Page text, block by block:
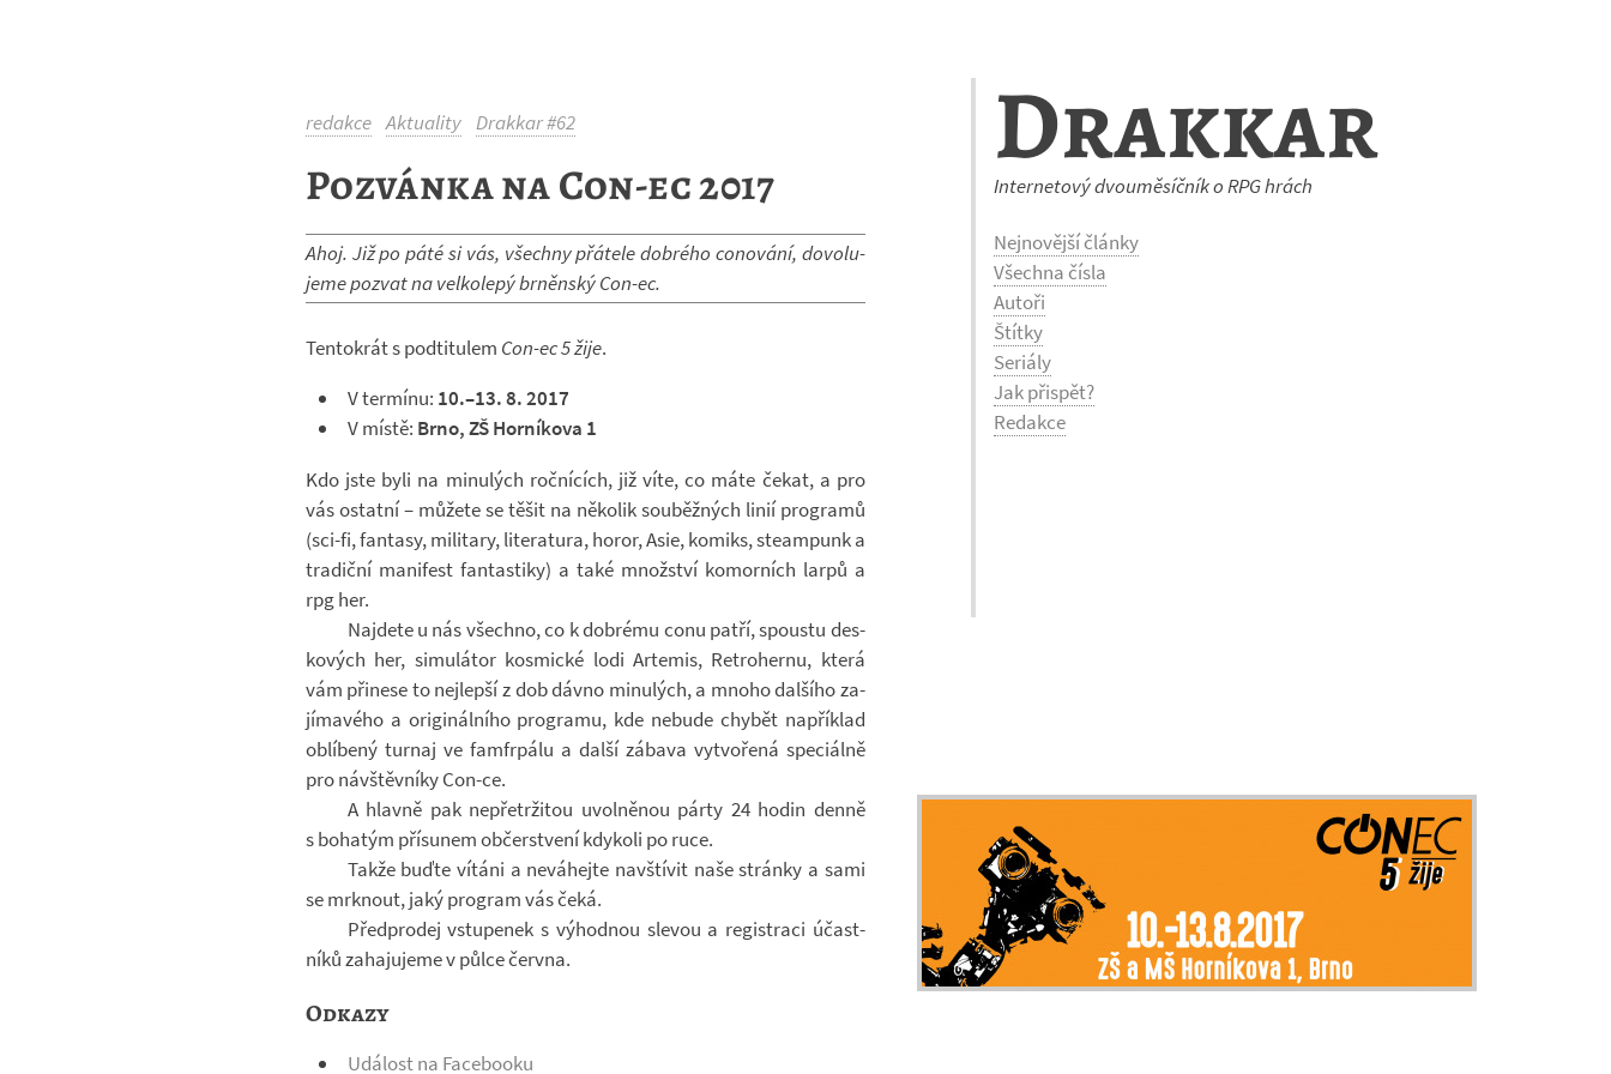
Drakkar
Internetový dvouměsíčník o RPG hrách
Nejnovější články
Všechna čísla
Autoři
Štítky
Seriály
Jak přispět?
Redakce
redakce Aktuality Drakkar #62
Pozvánka na Con-ec 2017
Ahoj. Již po páté si vás, všechny přá­tele dob­rého co­no­vání, do­vo­lu­
jeme po­zvat na vel­ko­lepý br­něn­ský Con-​ec.
Ten­to­krát s podti­tu­lem Con-​ec 5 žije.
V ter­mínu: 10.–13. 8. 2017
V místě: Brno, ZŠ Hor­ní­kova 1
Kdo jste byli na mi­nu­lých roč­ní­cích, již víte, co máte čekat, a pro
vás ostatní – mů­žete se těšit na ně­ko­lik sou­běž­ných linií pro­gramů
(sci-​fi, fan­tasy, mi­li­tary, li­te­ra­tura, horor, Asie, ko­miks, ste­am­punk a
tra­diční ma­ni­fest fan­tas­tiky) a také množ­ství ko­mor­ních larpů a
rpg her.
Na­jdete u nás všechno, co k dob­rému conu patří, spoustu des­
ko­vých her, si­mu­lá­tor kos­mické lodi Ar­te­mis, Re­tro­hernu, která
vám při­nese to nej­lepší z dob dávno mi­nu­lých, a mnoho dal­šího za­
jí­ma­vého a ori­gi­nál­ního pro­gramu, kde ne­bude chy­bět na­pří­klad
ob­lí­bený tur­naj ve famfr­pálu a další zá­bava vy­tvo­řená spe­ci­álně
pro ná­vštěv­níky Con-​ce.
A hlavně pak ne­pře­tr­ži­tou uvol­ně­nou párty 24 hodin denně
s bo­ha­tým pří­su­nem ob­čer­stvení kdy­koli po ruce.
Takže buďte ví­táni a ne­vá­hejte na­vští­vit naše stránky a sami
se mrk­nout, jaký pro­gram vás čeká.
Před­pro­dej vstu­pe­nek s vý­hod­nou sle­vou a re­gis­traci účast­
níků za­ha­ju­jeme v půlce června.
Odkazy
Udá­lost na Fa­ce­booku